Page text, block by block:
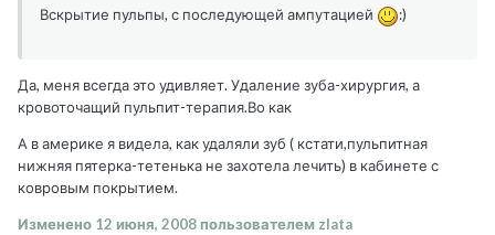
Вскрытие пульпы, с последующей ампутацией :)
Да, меня всегда это удивляет. Удаление зуба-хирургия, а
кровоточащий пульпит-терапия.Во как
А в америке я видела, как удаляли зуб ( кстати,пульпитная
нижняя пятерка-тетенька не захотела лечить) в кабинете с
ковровым покрытием.
Изменено 12 июня, 2008пользователем zlata